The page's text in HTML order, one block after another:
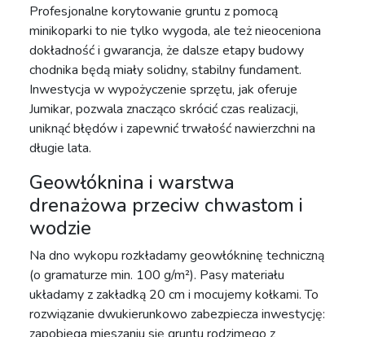
Profesjonalne korytowanie gruntu z pomocą
minikoparki to nie tylko wygoda, ale też nieoceniona
dokładność i gwarancja, że dalsze etapy budowy
chodnika będą miały solidny, stabilny fundament.
Inwestycja w wypożyczenie sprzętu, jak oferuje
Jumikar, pozwala znacząco skrócić czas realizacji,
uniknąć błędów i zapewnić trwałość nawierzchni na
długie lata.
Geowłóknina i warstwa
drenażowa przeciw chwastom i
wodzie
Na dno wykopu rozkładamy geowłókninę techniczną
(o gramaturze min. 100 g/m²). Pasy materiału
układamy z zakładką 20 cm i mocujemy kołkami. To
rozwiązanie dwukierunkowo zabezpiecza inwestycję: